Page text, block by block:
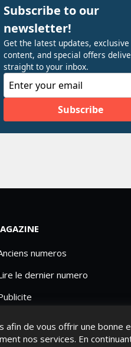
afin de vous offrir une bonne
nos services. En
numeros
le dernier numero